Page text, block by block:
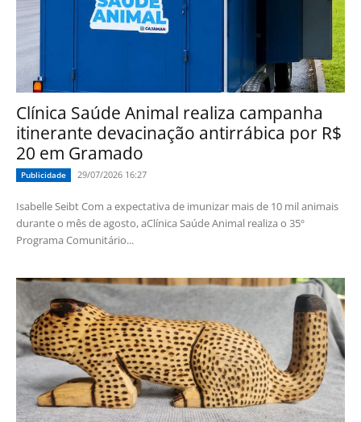
Clínica Saúde Animal realiza campanha
itinerante devacinação antirrábica por R$
20 em Gramado
Publicidade 29/07/2026 16:27
Isabelle Seibt Com a expectativa de imunizar mais de 10 mil animais
durante o mês de agosto, aClínica Saúde Animal realiza o 35º
Programa Comunitário...